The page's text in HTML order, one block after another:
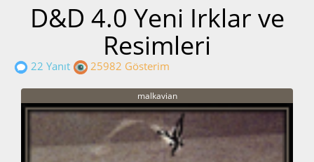
D&D 4.0 Yeni Irklar ve
Resimleri
22 Yanıt 25982 Gösterim
malkavian